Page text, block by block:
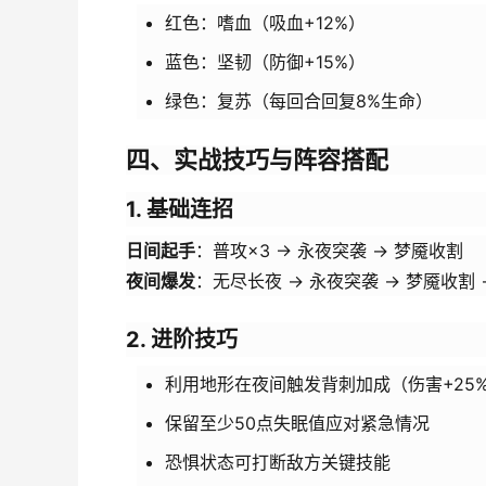
红色：嗜血（吸血+12%）
蓝色：坚韧（防御+15%）
绿色：复苏（每回合回复8%生命）
四、实战技巧与阵容搭配
1. 基础连招
日间起手：普攻×3 → 永夜突袭 → 梦魇收割
夜间爆发：无尽长夜 → 永夜突袭 → 梦魇收割
2. 进阶技巧
利用地形在夜间触发背刺加成（伤害+25%
保留至少50点失眠值应对紧急情况
恐惧状态可打断敌方关键技能